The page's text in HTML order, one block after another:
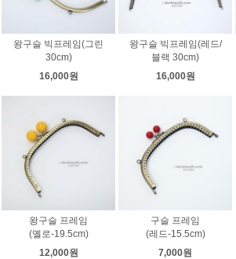
왕구슬 빅프레임(그린
30cm)
16,000원
왕구슬 빅프레임(레드/
블랙 30cm)
16,000원
왕구슬 프레임
(옐로-19.5cm)
12,000원
구슬 프레임
(레드-15.5cm)
7,000원